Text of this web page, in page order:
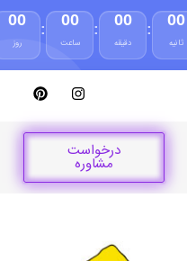
00
روز
:
00
ساعت
:
00
دقیقه
:
00
ثانیه
درخواست
مشاوره